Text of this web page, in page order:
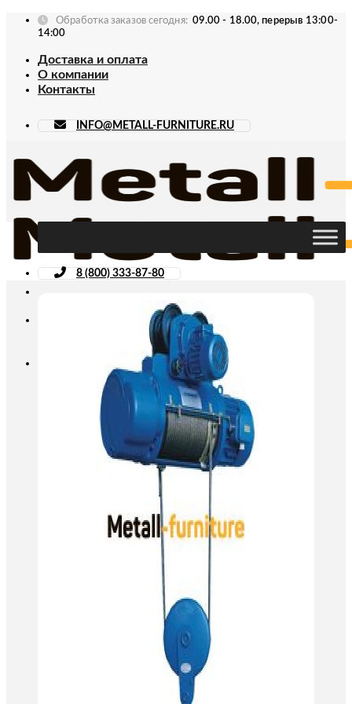
Skip
Обработка заказов сегодня: 09.00 - 18.00, перерыв 13:00-
14:00
Доставка и оплата
О компании
Контакты
INFO@METALL-FURNITURE.RU
8 (800) 333-87-80